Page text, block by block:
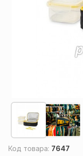
Код товара: 7647